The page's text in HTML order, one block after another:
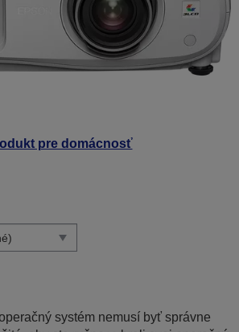
pre domácnosť
systém nemusí byť správne